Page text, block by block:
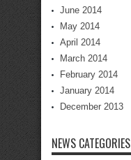
June 2014
May 2014
April 2014
March 2014
February 2014
January 2014
December 2013
NEWS CATEGORIES